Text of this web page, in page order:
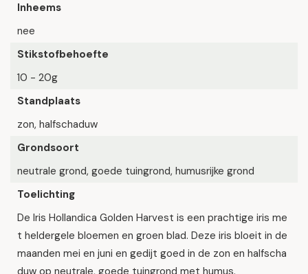
Inheems
nee
Stikstofbehoefte
10 - 20g
Standplaats
zon, halfschaduw
Grondsoort
neutrale grond, goede tuingrond, humusrijke grond
Toelichting
De Iris Hollandica Golden Harvest is een prachtige iris me
t heldergele bloemen en groen blad. Deze iris bloeit in de
maanden mei en juni en gedijt goed in de zon en halfscha
duw op neutrale, goede tuingrond met humus.